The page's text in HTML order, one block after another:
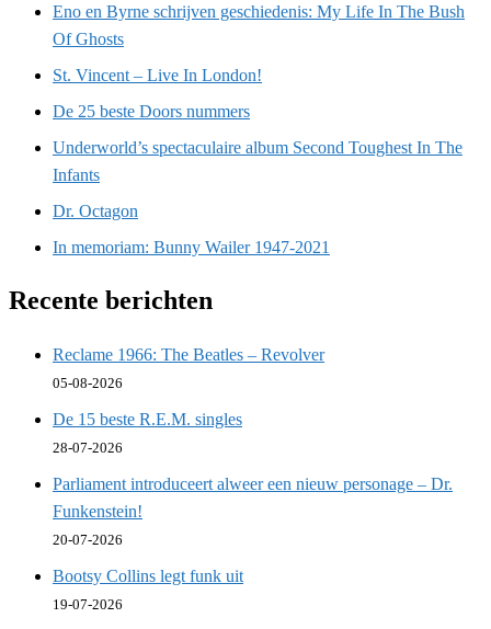
Eno en Byrne schrijven geschiedenis: My Life In The Bush
Of Ghosts
St. Vincent – Live In London!
De 25 beste Doors nummers
Underworld’s spectaculaire album Second Toughest In The
Infants
Dr. Octagon
In memoriam: Bunny Wailer 1947-2021
Recente berichten
Reclame 1966: The Beatles – Revolver
05-08-2026
De 15 beste R.E.M. singles
28-07-2026
Parliament introduceert alweer een nieuw personage – Dr.
Funkenstein!
20-07-2026
Bootsy Collins legt funk uit
19-07-2026